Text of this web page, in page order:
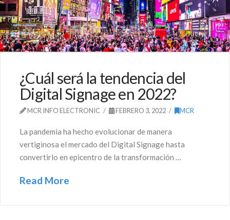
¿Cuál será la tendencia del
Digital Signage en 2022?
MCR INFO ELECTRONIC FEBRERO 3, 2022 MCR
La pandemia ha hecho evolucionar de manera
vertiginosa el mercado del Digital Signage hasta
convertirlo en epicentro de la transformación …
Read More